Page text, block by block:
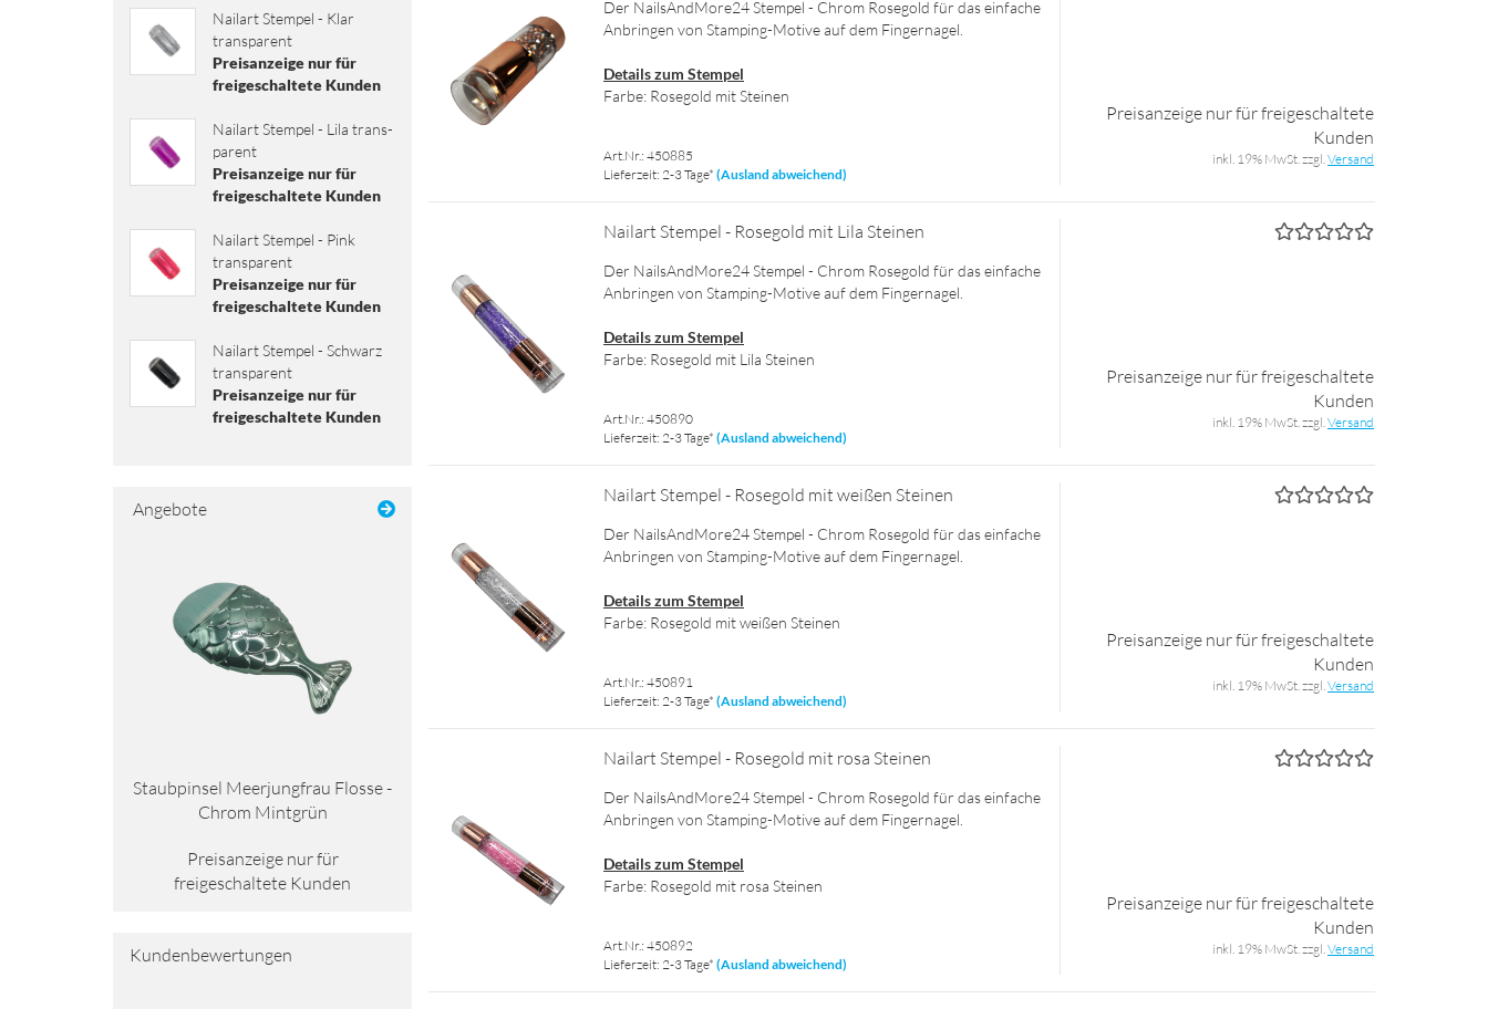
Der NailsAndMore24 Stem­pel - Chrom Ro­se­gold für das ein­fa­che
An­brin­gen von Stamping-​Motive auf dem Fin­ger­na­gel.
De­tails zum Stem­pel
Farbe: Ro­se­gold mit Stei­nen
Art.Nr.: 450885
Lieferzeit: 2-3 Tage* (Ausland abweichend)
Preisanzeige nur für freigeschaltete
Kunden
inkl. 19% MwSt. zzgl.Versand
Nai­l­art Stem­pel - Ro­se­gold mit Lila Stei­nen
Der NailsAndMore24 Stem­pel - Chrom Ro­se­gold für das ein­fa­che
An­brin­gen von Stamping-​Motive auf dem Fin­ger­na­gel.
De­tails zum Stem­pel
Farbe: Ro­se­gold mit Lila Stei­nen
Art.Nr.: 450890
Lieferzeit: 2-3 Tage* (Ausland abweichend)
Preisanzeige nur für freigeschaltete
Kunden
inkl. 19% MwSt. zzgl.Versand
Nai­l­art Stem­pel - Ro­se­gold mit wei­ßen Stei­nen
Der NailsAndMore24 Stem­pel - Chrom Ro­se­gold für das ein­fa­che
An­brin­gen von Stamping-​Motive auf dem Fin­ger­na­gel.
De­tails zum Stem­pel
Farbe: Ro­se­gold mit wei­ßen Stei­nen
Art.Nr.: 450891
Lieferzeit: 2-3 Tage* (Ausland abweichend)
Preisanzeige nur für freigeschaltete
Kunden
inkl. 19% MwSt. zzgl.Versand
Nai­l­art Stem­pel - Ro­se­gold mit rosa Stei­nen
Der NailsAndMore24 Stem­pel - Chrom Ro­se­gold für das ein­fa­che
An­brin­gen von Stamping-​Motive auf dem Fin­ger­na­gel.
De­tails zum Stem­pel
Farbe: Ro­se­gold mit rosa Stei­nen
Art.Nr.: 450892
Lieferzeit: 2-3 Tage* (Ausland abweichend)
Preisanzeige nur für freigeschaltete
Kunden
inkl. 19% MwSt. zzgl.Versand
Nai­l­art Stem­pel - Klar
trans­pa­rent
Preisanzeige nur für
freigeschaltete Kunden
Nai­l­art Stem­pel - Lila trans­
pa­rent
Preisanzeige nur für
freigeschaltete Kunden
Nai­l­art Stem­pel - Pink
trans­pa­rent
Preisanzeige nur für
freigeschaltete Kunden
Nai­l­art Stem­pel - Schwarz
trans­pa­rent
Preisanzeige nur für
freigeschaltete Kunden
Angebote
Staub­pin­sel Meer­jung­frau Flos­se -
Chrom Mint­grün
Preisanzeige nur für
freigeschaltete Kunden
Kundenbewertungen